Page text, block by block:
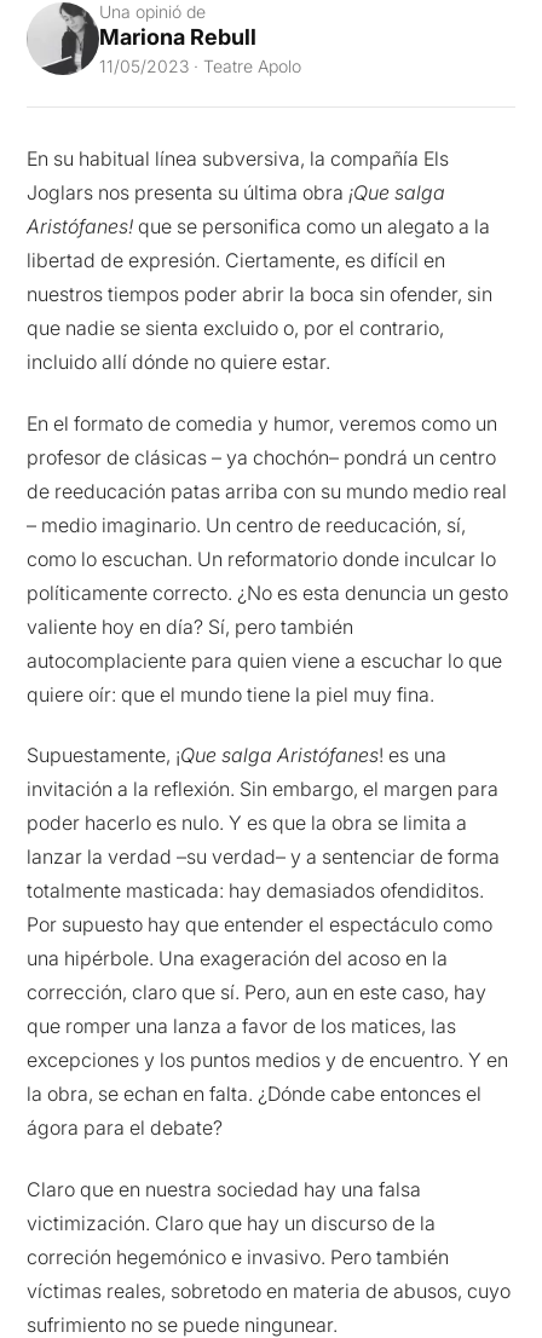
Una opinió de
Mariona Rebull
11/05/2023 · Teatre Apolo
En su habitual línea subversiva, la compañía Els
Joglars nos presenta su última obra ¡Que salga
Aristófanes!que se personifica como un alegato a la
libertad de expresión. Ciertamente, es difícil en
nuestros tiempos poder abrir la boca sin ofender, sin
que nadie se sienta excluido o, por el contrario,
incluido allí dónde no quiere estar.
En el formato de comedia y humor, veremos como un
profesor de clásicas – ya chochón– pondrá un centro
de reeducación patas arriba con su mundo medio real
– medio imaginario. Un centro de reeducación, sí,
como lo escuchan. Un reformatorio donde inculcar lo
políticamente correcto. ¿No es esta denuncia un gesto
valiente hoy en día? Sí, pero también
autocomplaciente para quien viene a escuchar lo que
quiere oír: que el mundo tiene la piel muy fina.
Supuestamente, ¡Que salga Aristófanes! es una
invitación a la reflexión. Sin embargo, el margen para
poder hacerlo es nulo. Y es que la obra se limita a
lanzar la verdad –su verdad– y a sentenciar de forma
totalmente masticada: hay demasiados ofendiditos.
Por supuesto hay que entender el espectáculo como
una hipérbole. Una exageración del acoso en la
corrección, claro que sí. Pero, aun en este caso, hay
que romper una lanza a favor de los matices, las
excepciones y los puntos medios y de encuentro. Y en
la obra, se echan en falta. ¿Dónde cabe entonces el
ágora para el debate?
Claro que en nuestra sociedad hay una falsa
victimización. Claro que hay un discurso de la
correción hegemónico e invasivo. Pero también
víctimas reales, sobretodo en materia de abusos, cuyo
sufrimiento no se puede ningunear.